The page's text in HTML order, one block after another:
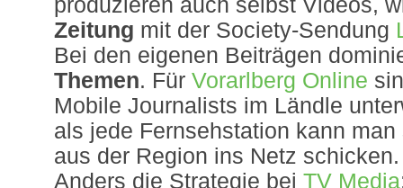
produzieren auch selbst Videos,
Zeitung mit der Society-Sendung
Bei den eigenen Beiträgen
Themen. Für Vorarlberg Online
Mobile Journalists im Ländle
als jede Fernsehstation kann
aus der Region ins Netz schicken.
Anders die Strategie bei TV Media